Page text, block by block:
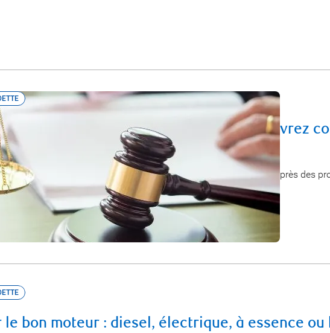
est acculée à la faillite ? Découvrez
du domaine peuvent vous aider
les spécialistes en matière de faillite jouent un rôle crucial auprès des
cette option.
le bon moteur : diesel, électrique, à essence ou